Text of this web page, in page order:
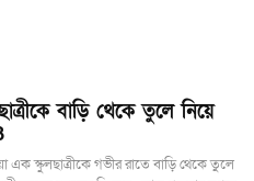
বাড়ি থেকে তুলে নিয়ে
স্কুলছাত্রীকে গভীর রাতে বাড়ি থেকে তুলে